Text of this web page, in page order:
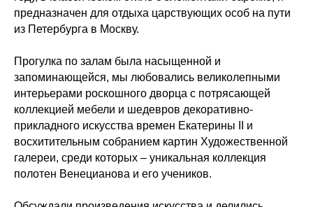
предназначен для отдыха царствующих особ на пути
из Петербурга в Москву.
Прогулка по залам была насыщенной и
запоминающейся, мы любовались великолепными
интерьерами роскошного дворца с потрясающей
коллекцией мебели и шедевров декоративно-
прикладного искусства времен Екатерины II и
восхитительным собранием картин Художественной
галереи, среди которых – уникальная коллекция
полотен Венецианова и его учеников.